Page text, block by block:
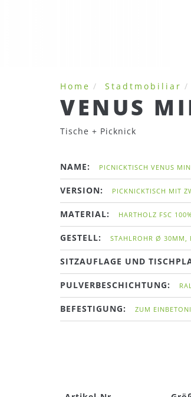
Home Stadtmobiliar
VENUS
Tische + Picknick
NAME: PICNICKTISCH VENUS
VERSION: PICKNICKTISCH MIT
MATERIAL: HARTHOLZ FSC
GESTELL: STAHLROHR Ø 30MM,
SITZAUFLAGE UND
PULVERBESCHICHTUNG:
BEFESTIGUNG: ZUM